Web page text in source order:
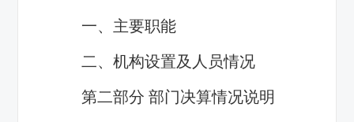
一、主要职能
二、机构设置及人员情况
第二部分 部门决算情况说明